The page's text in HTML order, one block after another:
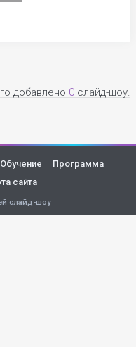
добавлено 0 слайд-шоу.
Обучение
Программа
сайта
слайд-шоу